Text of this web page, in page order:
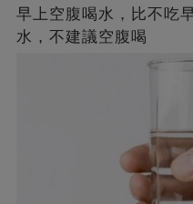
早上空腹喝水，比不吃
水，不建議空腹喝